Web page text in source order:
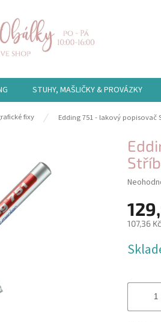
STUHY, MAŠLIČKY & PROVÁZKY
fixy Edding 751 - lakový popisovač
produktu
je
0,0
5
107,36
cena: